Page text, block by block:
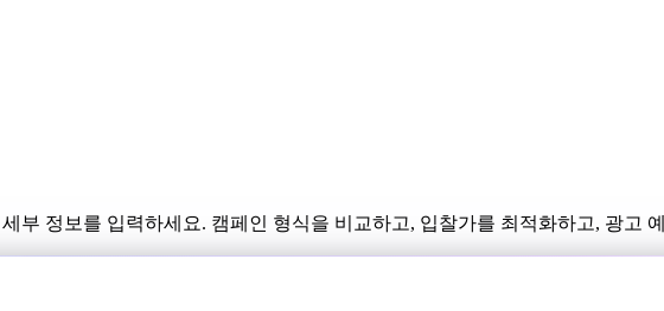
부 정보를 입력하세요. 캠페인 형식을 비교하고, 입찰가를 최적화하고, 광고